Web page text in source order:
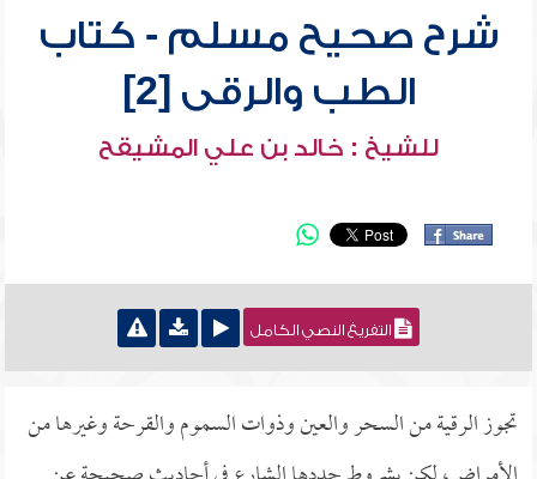
شرح صحيح مسلم - كتاب
الطب والرقى [2]
للشيخ : خالد بن علي المشيقح
التفريغ النصي الكامل
تجوز الرقية من السحر والعين وذوات السموم والقرحة وغيرها من